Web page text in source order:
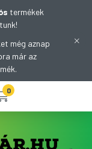
termékek
még aznap
már az
0